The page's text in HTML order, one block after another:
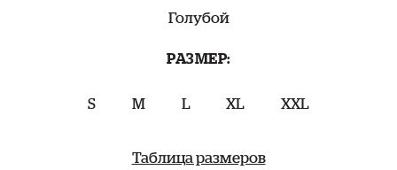
Голубой
РАЗМЕР:
S M L XL XXL
Таблица размеров